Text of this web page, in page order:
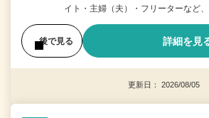
イト・主婦（夫）・フリーターなど
後で見る 詳細を見
更新日： 2026/08/05